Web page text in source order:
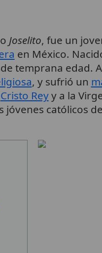
Joselito, fue un
en México.
temprana edad.
, y sufrió un
Cristo Reyy a la
jóvenes católicos